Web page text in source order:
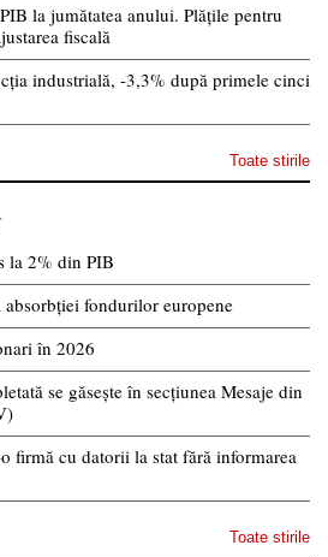
la jumătatea anului. Plățile pentru
fiscală
industrială, -3,3% după primele cinci
Toate stirile
la 2% din PIB
absorbției fondurilor europene
în 2026
se găsește în secțiunea Mesaje din
firmă cu datorii la stat fără informarea
Toate stirile